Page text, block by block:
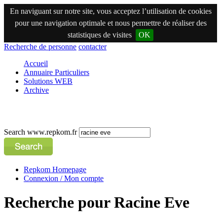
En naviguant sur notre site, vous acceptez l’utilisation de cookies
pour une navigation optimale et nous permettre de réaliser des
statistiques de visites
OK
Recherche de personne contacter
Accueil
Annuaire Particuliers
Solutions WEB
Archive
Search www.repkom.fr
Repkom Homepage
Connexion / Mon compte
Recherche pour Racine Eve